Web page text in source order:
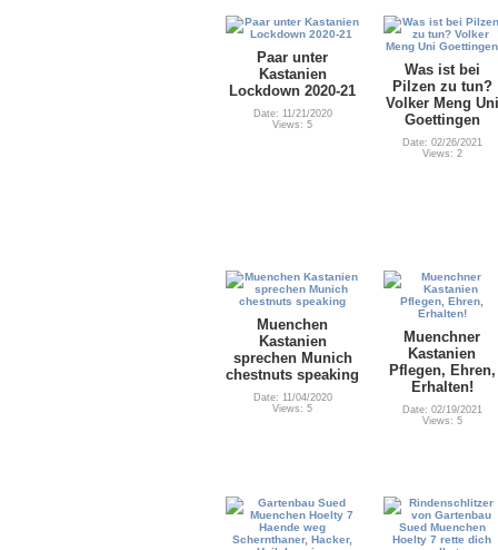
Paar unter
Kastanien
Lockdown 2020-21
Date: 11/21/2020
Views: 5
Was ist bei
Pilzen zu tun?
Volker Meng Uni
Goettingen
Date: 02/26/2021
Views: 2
Muenchen
Kastanien
sprechen Munich
chestnuts speaking
Date: 11/04/2020
Views: 5
Muenchner
Kastanien
Pflegen, Ehren,
Erhalten!
Date: 02/19/2021
Views: 5